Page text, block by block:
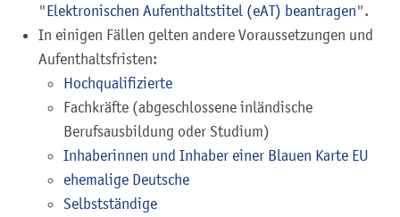
"Elektronischen Aufenthaltstitel (eAT) beantragen".
In einigen Fällen gelten andere Voraussetzungen und
Aufenthaltsfristen:
Hochqualifizierte
Fachkräfte (abgeschlossene inländische
Berufsausbildung oder Studium)
Inhaberinnen und Inhaber einer Blauen Karte EU
ehemalige Deutsche
Selbstständige